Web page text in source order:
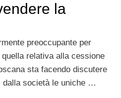
la
preoccupante per
quella relativa alla cessione
sta facendo discutere
dalla società le uniche …